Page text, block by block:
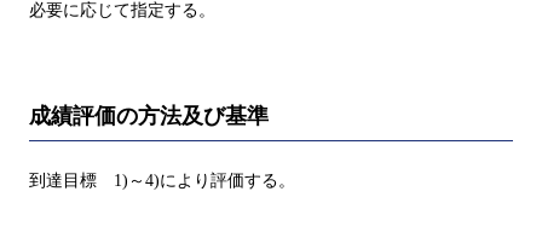
必要に応じて指定する。
成績評価の方法及び基準
到達目標 1)～4)により評価する。